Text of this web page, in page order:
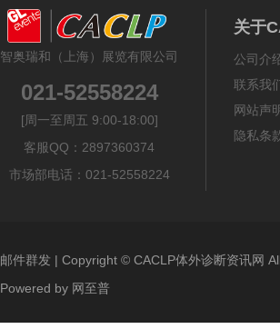
智奥瑞和（上海）展览有限公司
021-52558224
[周一至周五 9:00-18:00]
客服QQ：2897360374
市场部电话：021-52558224
关于
公司介
联系我
网站声
隐私条
邮件群发 | Copyright © CACLP体外诊断资讯网
Powered by 网至普